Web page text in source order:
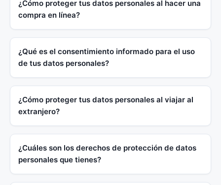
¿Cómo proteger tus datos personales al hacer una
compra en línea?
¿Qué es el consentimiento informado para el uso
de tus datos personales?
¿Cómo proteger tus datos personales al viajar al
extranjero?
¿Cuáles son los derechos de protección de datos
personales que tienes?